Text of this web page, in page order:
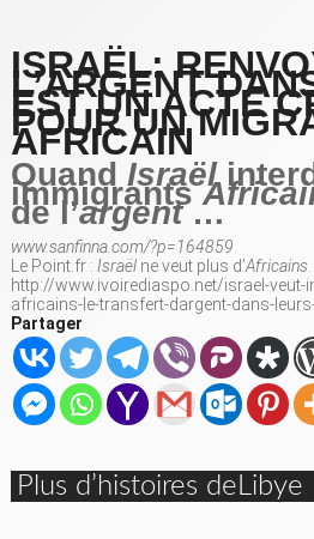
ISRAËL:
L’ARGENT
EST UN ACTE
POUR UN
AFRICAIN
Quand Israël
immigrants
de l’argent …
www.sanfinna.com/?p=164859
Le Point.fr : Israël ne veut plus d’Africains
http://www.ivoirediaspo.net/israel-veut-
africains-le-transfert-dargent-dans-
Partager
Plus d’histoires deLibye